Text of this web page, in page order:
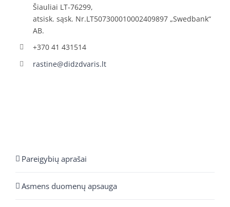
Šiauliai LT-76299,
atsisk. sąsk. Nr.LT507300010002409897 „Swedbank“
AB.
+370 41 431514
rastine@didzdvaris.lt
Pareigybių aprašai
Asmens duomenų apsauga